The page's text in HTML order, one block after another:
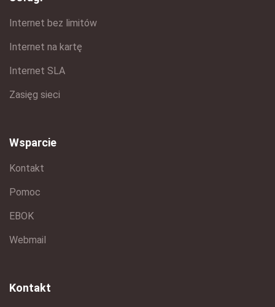
Internet bez limitów
Internet na kartę
Internet SLA
Zasięg sieci
Wsparcie
Kontakt
Pomoc
EBOK
Webmail
Kontakt